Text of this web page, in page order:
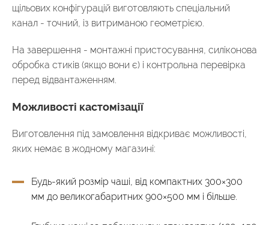
щільових конфігурацій виготовляють спеціальний
канал - точний, із витриманою геометрією.
На завершення - монтажні пристосування, силіконова
обробка стиків (якщо вони є) і контрольна перевірка
перед відвантаженням.
Можливості кастомізації
Виготовлення під замовлення відкриває можливості,
яких немає в жодному магазині:
Будь-який розмір чаші, від компактних 300×300
мм до великогабаритних 900×500 мм і більше.